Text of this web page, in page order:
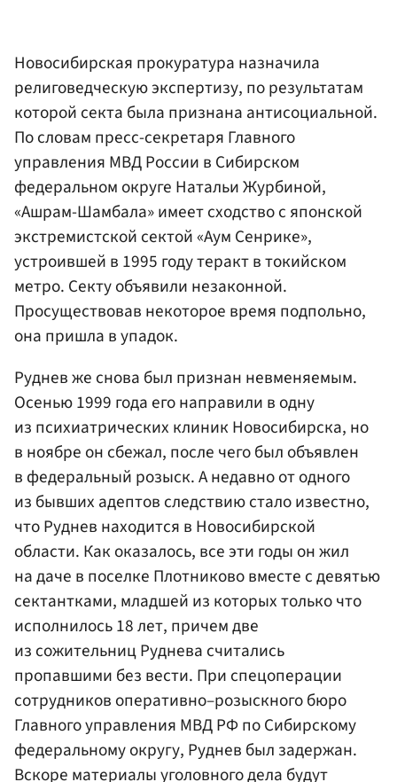
Новосибирская прокуратура назначила
религоведческую экспертизу, по результатам
которой секта была признана антисоциальной.
По словам пресс-секретаря Главного
управления МВД России в Сибирском
федеральном округе Натальи Журбиной,
«Ашрам-Шамбала» имеет сходство с японской
экстремистской сектой «Аум Сенрике»,
устроившей в 1995 году теракт в токийском
метро. Секту объявили незаконной.
Просуществовав некоторое время подпольно,
она пришла в упадок.
Руднев же снова был признан невменяемым.
Осенью 1999 года его направили в одну
из психиатрических клиник Новосибирска, но
в ноябре он сбежал, после чего был объявлен
в федеральный розыск. А недавно от одного
из бывших адептов следствию стало известно,
что Руднев находится в Новосибирской
области. Как оказалось, все эти годы он жил
на даче в поселке Плотниково вместе с девятью
сектантками, младшей из которых только что
исполнилось 18 лет, причем две
из сожительниц Руднева считались
пропавшими без вести. При спецоперации
сотрудников оперативно–розыскного бюро
Главного управления МВД РФ по Сибирскому
федеральному округу, Руднев был задержан.
Вскоре материалы уголовного дела будут